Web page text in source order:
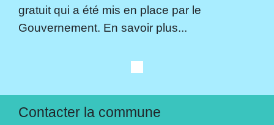
gratuit qui a été mis en place par le
Gouvernement. En savoir plus...
Contacter la commune